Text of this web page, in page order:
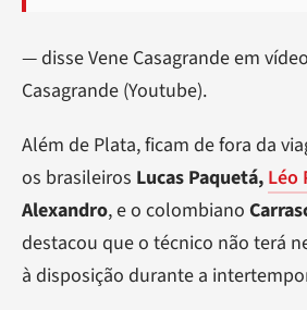
— disse Vene Casagrande em
Casagrande (Youtube).
Além de Plata, ficam de fora da
os brasileiros Lucas Paquetá, Léo
Alexandro, e o colombiano
destacou que o técnico não terá
à disposição durante a